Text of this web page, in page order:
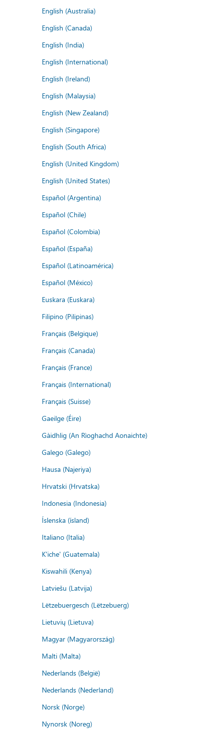
English (Australia)
English (Canada)
English (India)
English (International)
English (Ireland)
English (Malaysia)
English (New Zealand)
English (Singapore)
English (South Africa)
English (United Kingdom)
English (United States)
Español (Argentina)
Español (Chile)
Español (Colombia)
Español (España)
Español (Latinoamérica)
Español (México)
Euskara (Euskara)
Filipino (Pilipinas)
Français (Belgique)
Français (Canada)
Français (France)
Français (International)
Français (Suisse)
Gaeilge (Éire)
Gàidhlig (An Rìoghachd Aonaichte)
Galego (Galego)
Hausa (Najeriya)
Hrvatski (Hrvatska)
Indonesia (Indonesia)
Íslenska (ísland)
Italiano (Italia)
K'iche' (Guatemala)
Kiswahili (Kenya)
Latviešu (Latvija)
Lëtzebuergesch (Lëtzebuerg)
Lietuvių (Lietuva)
Magyar (Magyarország)
Malti (Malta)
Nederlands (België)
Nederlands (Nederland)
Norsk (Norge)
Nynorsk (Noreg)